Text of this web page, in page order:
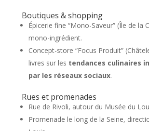
Boutiques & shopping
Épicerie fine “Mono-Saveur” (Île de la
mono-ingrédient.
Concept-store “Focus Produit”
livres sur les tendances culinaires
par les réseaux sociaux.
Rues et promenades
Rue de Rivoli, autour du Musée du
Promenade le long de la Seine,